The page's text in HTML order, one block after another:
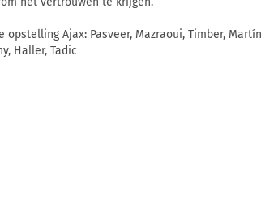
opstelling Ajax: Pasveer, Mazraoui, Timber,
Haller, Tadic